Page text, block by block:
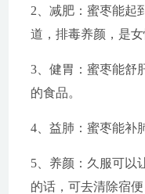
2、减肥：蜜枣能起
道，排毒养颜，是
3、健胃：蜜枣能舒
的食品。
4、益肺：蜜枣能补
5、养颜：久服可以
的话，可去清除宿